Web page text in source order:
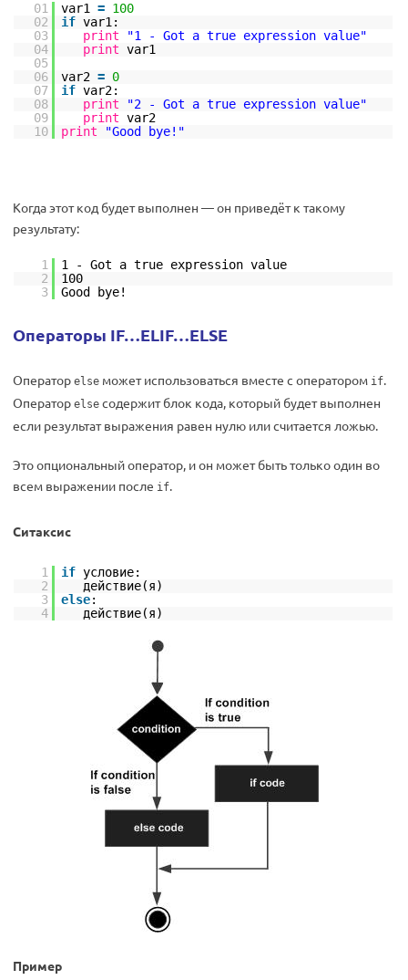
01 var1 = 100
02
if var1:
03
print
"1 - Got a true expression value"
04
print var1
05
06
var2 = 0
07
if var2:
08
print
"2 - Got a true expression value"
09
print var2
10
print "Good bye!"
Когда этот код будет выполнен — он приведёт к такому
результату:
1
1 - Got a true expression value
2
100
3
Good bye!
Операторы IF…ELIF…ELSE
Оператор else может использоваться вместе с оператором if.
Оператор else содержит блок кода, который будет выполнен
если результат выражения равен нулю или считается ложью.
Это опциональный оператор, и он может быть только один во
всем выражении после if.
Ситаксис
1 if условие:
2
действие(я)
3
else:
4
действие(я)
Пример